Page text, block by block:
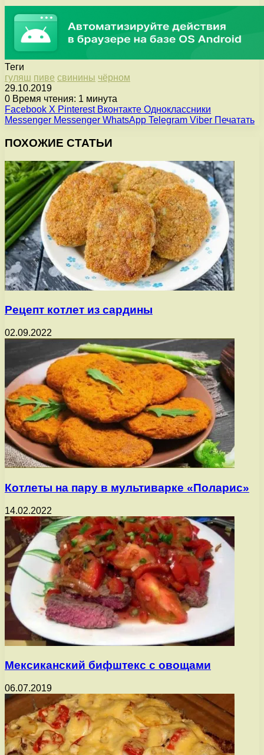
Теги
гуляш пиве свинины чёрном
29.10.2019
0 Время чтения: 1 минута
Facebook X Pinterest Вконтакте Одноклассники
Messenger Messenger WhatsApp Telegram Viber Печатать
ПОХОЖИЕ СТАТЬИ
Рецепт котлет из сардины
02.09.2022
Котлеты на пару в мультиварке «Поларис»
14.02.2022
Мексиканский бифштекс с овощами
06.07.2019